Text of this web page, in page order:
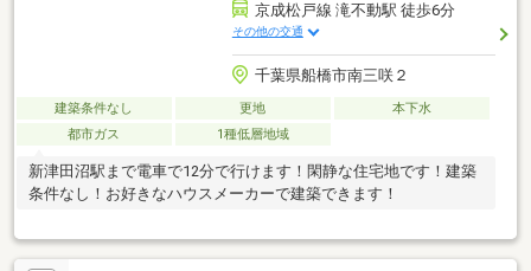
京成松戸線 滝不動駅 徒歩6分
その他の交通
千葉県船橋市南三咲２
建築条件なし 更地
本下水
都市ガス
1種低層地域
新津田沼駅まで電車で12分で行けます！閑静な住宅地です！建築
条件なし！お好きなハウスメーカーで建築できます！